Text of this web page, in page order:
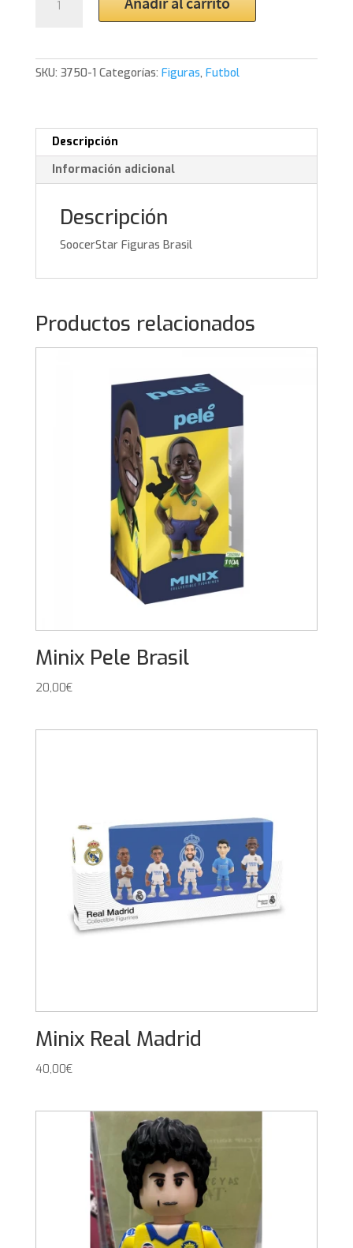
Figuras
SKU: 3750-1 Categorías: Figuras, Futbol
Descripción
Información adicional
Descripción
SoocerStar Figuras Brasil
Productos relacionados
Minix Pele Brasil
20,00€
Minix Real Madrid
40,00€